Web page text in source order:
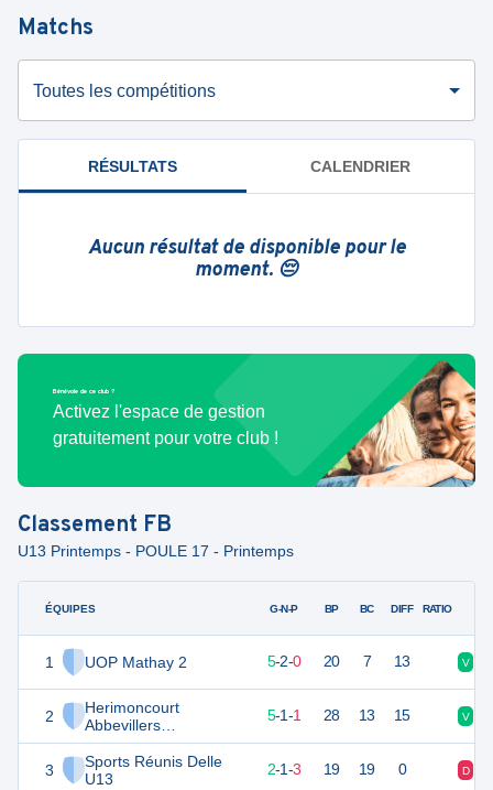
Matchs
Toutes les compétitions
RÉSULTATS CALENDRIER
Aucun résultat de disponible pour le
moment. 😔
Bénévole de ce club ?
Activez l'espace de gestion
gratuitement pour votre club !
Classement FB
U13 Printemps - POULE 17 - Printemps
ÉQUIPES
1 UOP Mathay 2
2
Herimoncourt
Abbevillers
Vandoncourt FC U13
3
Sports Réunis Delle
U13
G-N-P BP BC DIFF RATIO
5-2-0 20 7 13 V
5-1-1 28 13 15 V
7 2-1-3 19 19 0 D